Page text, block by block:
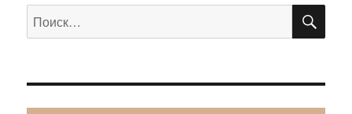
Искать: